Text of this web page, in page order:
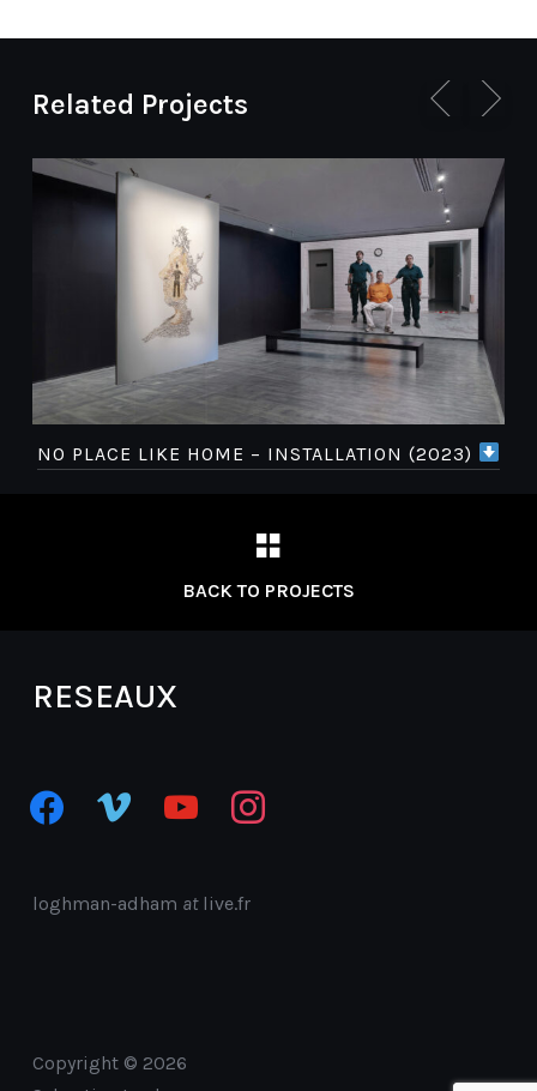
Related Projects
NO PLACE LIKE HOME – INSTALLATION (2023)
BACK TO PROJECTS
RESEAUX
facebookvimeo youtube instagram
loghman-adham atlive.fr
Copyright © 2026